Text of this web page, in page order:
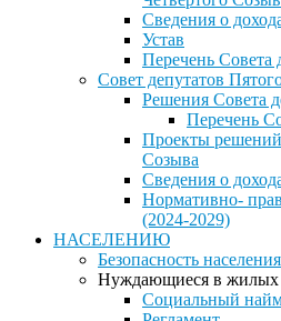
Сведения о
Устав
Перечень Совета
Совет депутатов
Решения Совета
Перечень
Проекты решений
Созыва
Сведения о
Нормативно-
(2024-2029)
НАСЕЛЕНИЮ
Безопасность населения
Нуждающиеся в жилых
Социальный